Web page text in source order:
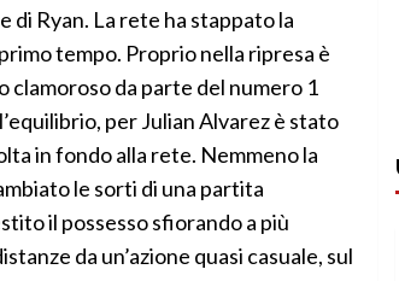
di Ryan. La rete ha stappato la
tempo. Proprio nella ripresa è
clamoroso da parte del numero 1
per Julian Alvarez è stato
in fondo alla rete. Nemmeno la
le sorti di una partita
il possesso sfiorando a più
da un’azione quasi casuale, sul